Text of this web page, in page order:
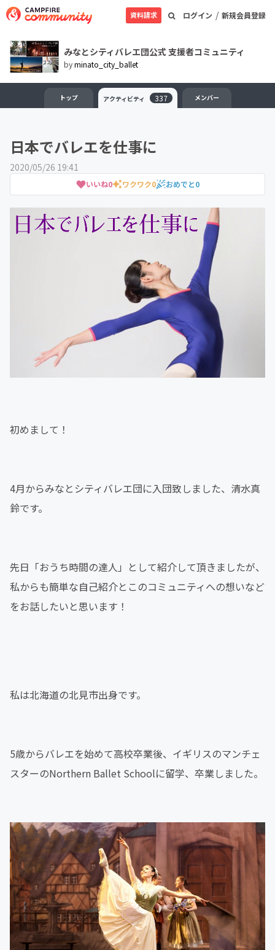
ログイン / 新規会員登録
資料請求
みなとシティバレエ団公式 支援者コミュニティ
byminato_city_ballet
トップ アクティビティ 337 メンバー
日本でバレエを仕事に
2020/05/26 19:41
いいね0 ワクワク0 おめでと0
初めまして！
4月からみなとシティバレエ団に入団致しました、清水真
鈴です。
先日「おうち時間の達人」として紹介して頂きましたが、
私からも簡単な自己紹介とこのコミュニティへの想いなど
をお話したいと思います！
私は北海道の北見市出身です。
5歳からバレエを始めて高校卒業後、イギリスのマンチェ
スターのNorthern Ballet Schoolに留学、卒業しました。